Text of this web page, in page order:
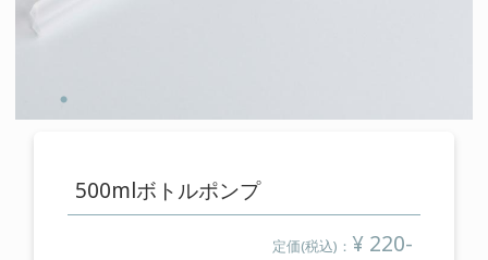
salon
500mlボトルポンプ
定価(税込)： ¥ 220-